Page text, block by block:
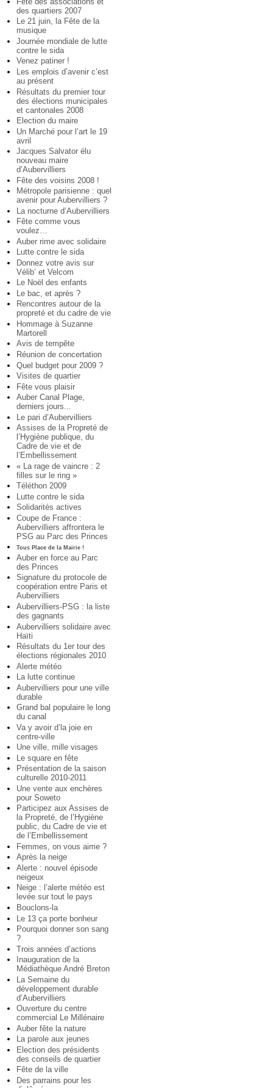
des quartiers 2007
Le 21 juin, la Fête de la
musique
Journée mondiale de lutte
contre le sida
Venez patiner !
Les emplois d’avenir c’est
au présent
Résultats du premier tour
des élections municipales
et cantonales 2008
Election du maire
Un Marché pour l’art le 19
avril
Jacques Salvator élu
nouveau maire
d’Aubervilliers
Fête des voisins 2008 !
Métropole parisienne : quel
avenir pour Aubervilliers ?
La nocturne d’Aubervilliers
Fête comme vous
voulez…
Auber rime avec solidaire
Lutte contre le sida
Donnez votre avis sur
Vélib’ et Velcom
Le Noël des enfants
Le bac, et après ?
Rencontres autour de la
propreté et du cadre de vie
Hommage à Suzanne
Martorell
Avis de tempête
Réunion de concertation
Quel budget pour 2009 ?
Visites de quartier
Fête vous plaisir
Auber Canal Plage,
derniers jours...
Le pari d’Aubervilliers
Assises de la Propreté de
l’Hygiène publique, du
Cadre de vie et de
l’Embellissement
« La rage de vaincre : 2
filles sur le ring »
Téléthon 2009
Lutte contre le sida
Solidarités actives
Coupe de France :
Aubervilliers affrontera le
PSG au Parc des Princes
Tous Place de la Mairie !
Auber en force au Parc
des Princes
Signature du protocole de
coopération entre Paris et
Aubervilliers
Aubervilliers-PSG : la liste
des gagnants
Aubervilliers solidaire avec
Haïti
Résultats du 1er tour des
élections régionales 2010
Alerte météo
La lutte continue
Aubervilliers pour une ville
durable
Grand bal populaire le long
du canal
Va y avoir d’la joie en
centre-ville
Une ville, mille visages
Le square en fête
Présentation de la saison
culturelle 2010-2011
Une vente aux enchères
pour Soweto
Participez aux Assises de
la Propreté, de l’Hygiène
public, du Cadre de vie et
de l’Embellissement
Femmes, on vous aime ?
Après la neige
Alerte : nouvel épisode
neigeux
Neige : l’alerte météo est
levée sur tout le pays
Bouclons-la
Le 13 ça porte bonheur
Pourquoi donner son sang
?
Trois années d’actions
Inauguration de la
Médiathèque André Breton
La Semaine du
développement durable
d’Aubervilliers
Ouverture du centre
commercial Le Millénaire
Auber fête la nature
La parole aux jeunes
Election des présidents
des conseils de quartier
Fête de la ville
Des parrains pour les